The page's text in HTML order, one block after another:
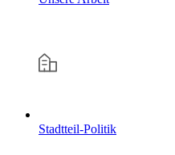
Stadtteil-Politik